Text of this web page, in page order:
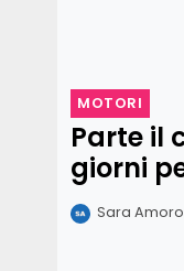
MOTORI
Parte il
giorni
Sara